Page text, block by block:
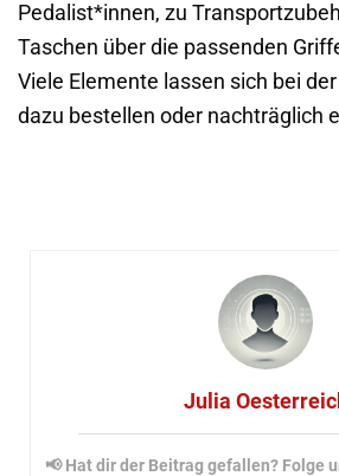
Pedalist*innen, zu
Taschen über die passenden
Viele Elemente lassen sich bei
dazu bestellen oder nachträglich
Julia
📢 Hat dir der Beitrag gefallen? Folge